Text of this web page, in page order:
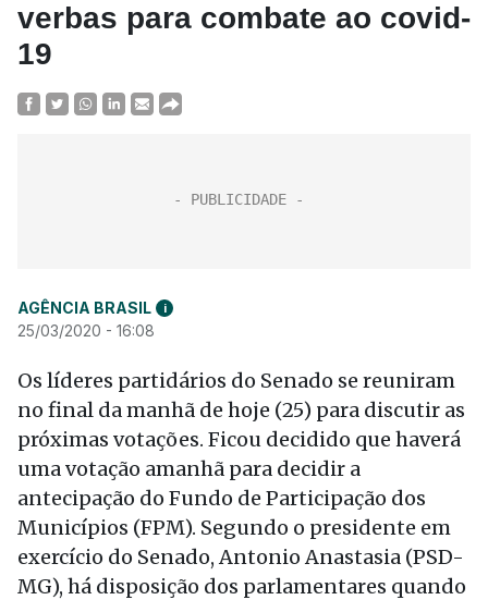
verbas para combate ao covid-
19
AGÊNCIA BRASIL i
25/03/2020 - 16:08
Os líderes partidários do Senado se reuniram
no final da manhã de hoje (25) para discutir as
próximas votações. Ficou decidido que haverá
uma votação amanhã para decidir a
antecipação do Fundo de Participação dos
Municípios (FPM). Segundo o presidente em
exercício do Senado, Antonio Anastasia (PSD-
MG), há disposição dos parlamentares quando